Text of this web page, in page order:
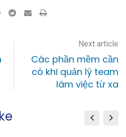
Next article
Các phần mềm cần
có khi quản lý team
làm việc từ xa